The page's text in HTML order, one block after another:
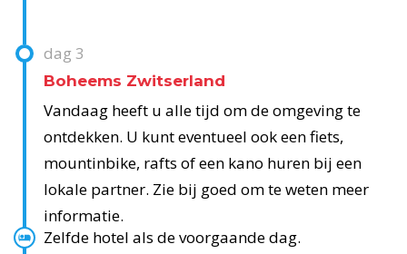
dag 3
Boheems Zwitserland
Vandaag heeft u alle tijd om de omgeving te
ontdekken. U kunt eventueel ook een fiets,
mountinbike, rafts of een kano huren bij een
lokale partner. Zie bij goed om te weten meer
informatie.
Zelfde hotel als de voorgaande dag.